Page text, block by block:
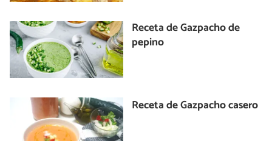
Receta de Gazpacho de
pepino
Receta de Gazpacho casero